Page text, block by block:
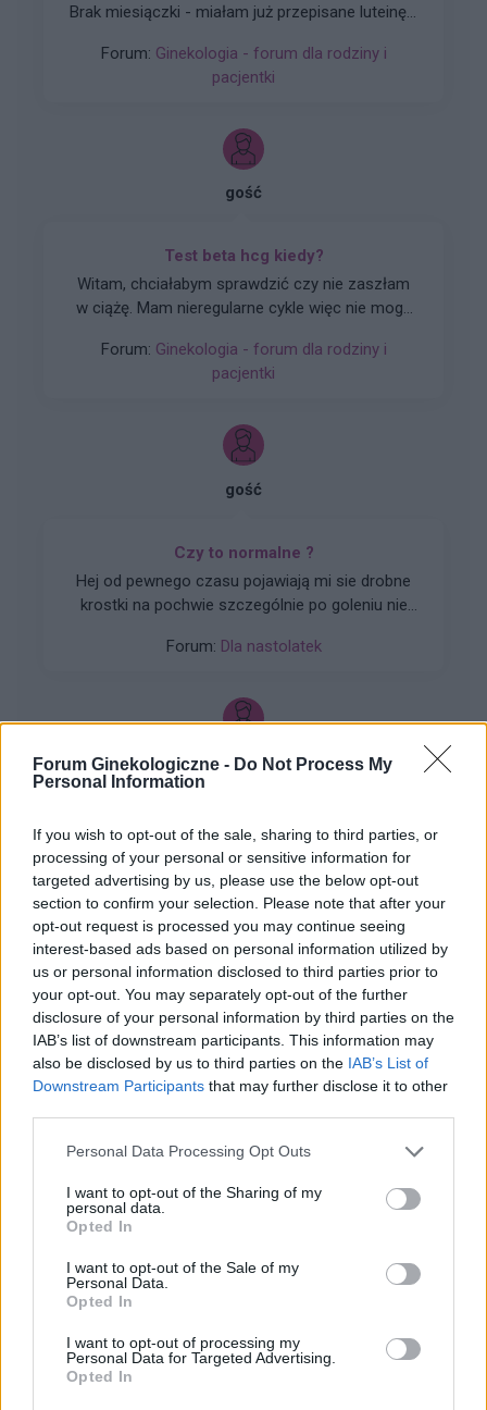
Forum Ginekologiczne - Do Not Process My
Personal Information
If you wish to opt-out of the sale, sharing to third parties, or
processing of your personal or sensitive information for
targeted advertising by us, please use the below opt-out
section to confirm your selection. Please note that after your
opt-out request is processed you may continue seeing
interest-based ads based on personal information utilized by
us or personal information disclosed to third parties prior to
your opt-out. You may separately opt-out of the further
disclosure of your personal information by third parties on the
IAB’s list of downstream participants. This information may
also be disclosed by us to third parties on the IAB’s List of
Downstream Participants that may further disclose it to other
Personal Data Processing Opt Outs
I want to opt-out of the Sharing of my
personal data.
Opted In
I want to opt-out of the Sale of my
Personal Data.
Opted In
I want to opt-out of processing my
Personal Data for Targeted Advertising.
Opted In
Brak miesiączki - miałam już przepisane luteinę l,
systen 50 i ponownie luteinę, które również
okresu nie wywołały. Plastry odklejały się.
wyszedł bardzo niski poziom estrogenow. Około
14. Co teraz?
Forum: Ginekologia - forum dla rodziny i
pacjentki
gość
Test beta hcg kiedy?
Witam, chciałabym sprawdzić czy nie zaszłam
w ciążę. Mam nieregularne cykle więc nie mogę
dniu cyklu czy zrobienie takiego testu w tym
czasie da mi prawdziwy wynik żeby się nie
taki test?
Forum: Ginekologia - forum dla rodziny i
pacjentki
gość
Czy to normalne ?
Hej od pewnego czasu pojawiają mi sie drobne
krostki na pochwie szczególnie po goleniu nie
Forum: Dla nastolatek
gość
Obtarcie blon sluzowych pochwy
Obtarcie blon sluzowych pochwy podczas
seksu.Krew poleciala i jest pieczenie podczas
sikania i napuchniete .Jaka masc albo zel
pomoze na ta dolegliwość?.
Forum:
Ginekologia - forum dla rodziny i
pacjentki
POWIĄZANE
Tematy przezierność karkowa spirala
ropień gruczołu bartholina opryszczka
Reklama: